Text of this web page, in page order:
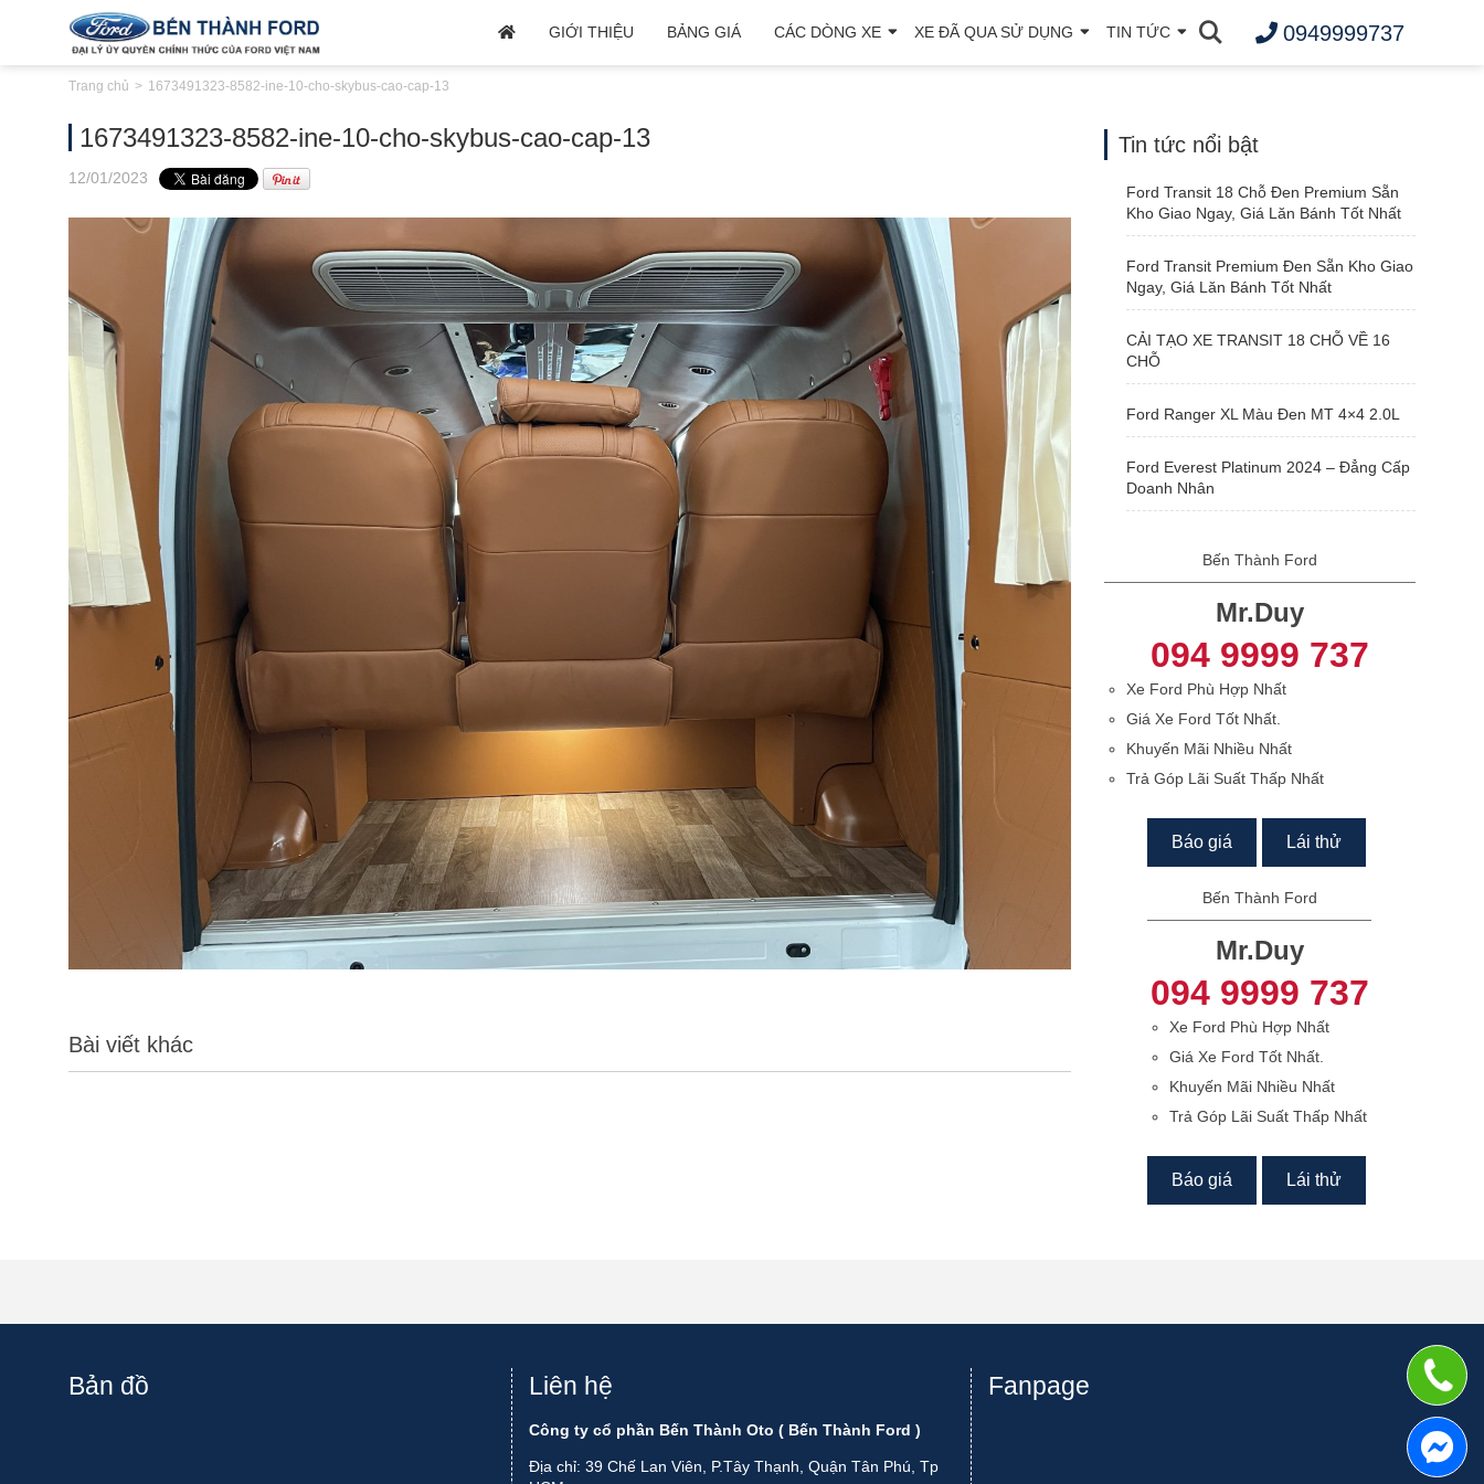
GIỚI THIỆU BẢNG GIÁ CÁC DÒNG XE XE ĐÃ QUA SỬ DỤNG TIN TỨC 0949999737
Trang chủ 1673491323-8582-ine-10-cho-skybus-cao-cap-13
1673491323-8582-ine-10-cho-skybus-cao-cap-13
12/01/2023
Bài viết khác
Tin tức nổi bật
Ford Transit 18 Chỗ Đen Premium Sẵn
Kho Giao Ngay, Giá Lăn Bánh Tốt Nhất
Ford Transit Premium Đen Sẵn Kho Giao
Ngay, Giá Lăn Bánh Tốt Nhất
CẢI TẠO XE TRANSIT 18 CHỖ VỀ 16
CHỖ
Ford Ranger XL Màu Đen MT 4×4 2.0L
Ford Everest Platinum 2024 – Đẳng Cấp
Doanh Nhân
Bến Thành Ford
Mr.Duy
094 9999 737
Xe Ford Phù Hợp Nhất
Giá Xe Ford Tốt Nhất.
Khuyến Mãi Nhiều Nhất
Trả Góp Lãi Suất Thấp Nhất
Báo giá Lái thử
Bến Thành Ford
Mr.Duy
094 9999 737
Xe Ford Phù Hợp Nhất
Giá Xe Ford Tốt Nhất.
Khuyến Mãi Nhiều Nhất
Trả Góp Lãi Suất Thấp Nhất
Báo giá Lái thử
Bản đồ Liên hệ
Công ty cổ phần Bến Thành Oto ( Bến Thành Ford )
Địa chỉ: 39 Chế Lan Viên, P.Tây Thạnh, Quận Tân Phú, Tp
Fanpage